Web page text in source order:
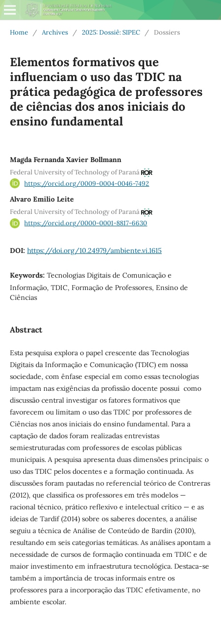
Home / Archives / 2025: Dossiê: SIPEC / Dossiers
Elementos formativos que
influenciam o uso das TDIC na
prática pedagógica de professores
de ciências dos anos iniciais do
ensino fundamental
Magda Fernanda Xavier Bollmann
Federal University of Technology of Paraná
https://orcid.org/0009-0004-0046-7492
Alvaro Emilio Leite
Federal University of Technology of Paraná
https://orcid.org/0000-0001-8817-6630
DOI: https://doi.org/10.24979/ambiente.vi.1615
Keywords: Tecnologias Digitais de Comunicação e
Informação, TDIC, Formação de Professores, Ensino de
Ciências
Abstract
Esta pesquisa explora o papel crescente das Tecnologias
Digitais da Informação e Comunicação (TDIC) em nossa
sociedade, com ênfase especial em como essas tecnologias
impactam nas exigências da profissão docente possui como
discussão central investigar os fatores formativos que
favorecem ou limitam o uso das TDIC por professores de
Ciências nos anos iniciais do ensino fundamental. Para a
captação de dados foram realizadas entrevistas
semiestruturadas com professores de escolas públicas
municipais. A pesquisa apresenta duas dimensões principais: o
uso das TDIC pelos docentes e a formação continuada. As
discussões foram pautadas no referencial teórico de Contreras
(2012), que classifica os professores em três modelos —
racional técnico, prático reflexivo e intelectual crítico — e as
ideias de Tardif (2014) sobre os saberes docentes, a análise
seguiu a técnica de Análise de Conteúdo de Bardin (2010),
resultando em seis categorias temáticas. As análises apontam a
necessidade de cursos de formação continuada em TDIC e de
maior investimento em infraestrutura tecnológica. Destaca-se
também a importância de trocas informais entre os
professores para a incorporação das TDIC efetivamente, no
ambiente escolar.